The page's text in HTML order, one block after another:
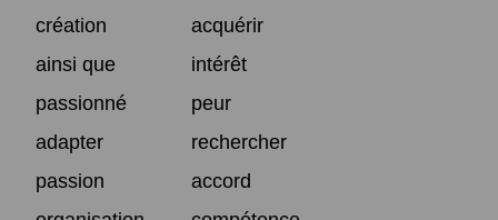
création
acquérir
ainsi que
intérêt
passionné
peur
adapter
rechercher
passion
accord